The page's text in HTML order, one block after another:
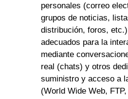
personales (correo
grupos de noticias,
distribución, foros,
adecuados para la
mediante
real (chats) y otros
suministro y acceso a
(World Wide Web,